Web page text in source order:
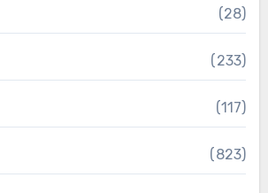
(28)
(233)
(117)
(823)